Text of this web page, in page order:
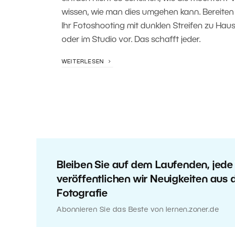
wissen, wie man dies umgehen kann. Bereiten
Ihr Fotoshooting mit dunklen Streifen zu
oder im Studio vor. Das schafft jeder.
WEITERLESEN
Bleiben Sie auf dem Laufenden, jede
veröffentlichen wir Neuigkeiten aus
Fotografie
Abonnieren Sie das Beste von lernen.zoner.de